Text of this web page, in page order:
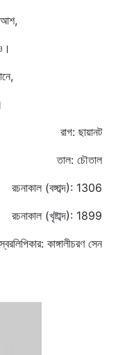
রাগ: ছায়ানট
তাল: চৌতাল
রচনাকাল (বঙ্গাব্দ): 1306
রচনাকাল (খৃষ্টাব্দ): 1899
স্বরলিপিকার: কাঙ্গালীচরণ সেন